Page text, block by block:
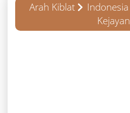
Arah Kiblat Indonesia
Kejayan